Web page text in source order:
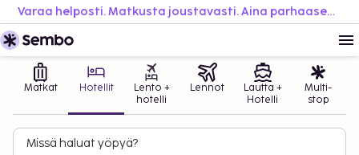
Varaa helposti. Matkusta joustavasti. Aina parhaaseen hintaan.
Matkat Hotellit
Lento +
hotelli
Lennot
Lautta +
Hotelli
Multi-
stop
Missä haluat yöpyä?